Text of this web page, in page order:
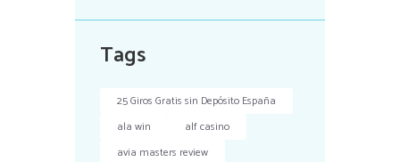
Tags
25 Giros Gratis sin Depósito España
ala win
alf casino
avia masters review